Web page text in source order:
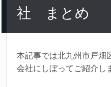
社 まとめ
本記事では北九州市戸畑
会社にしぼってご紹介し